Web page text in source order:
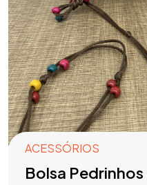
ACESSÓRIOS
Bolsa